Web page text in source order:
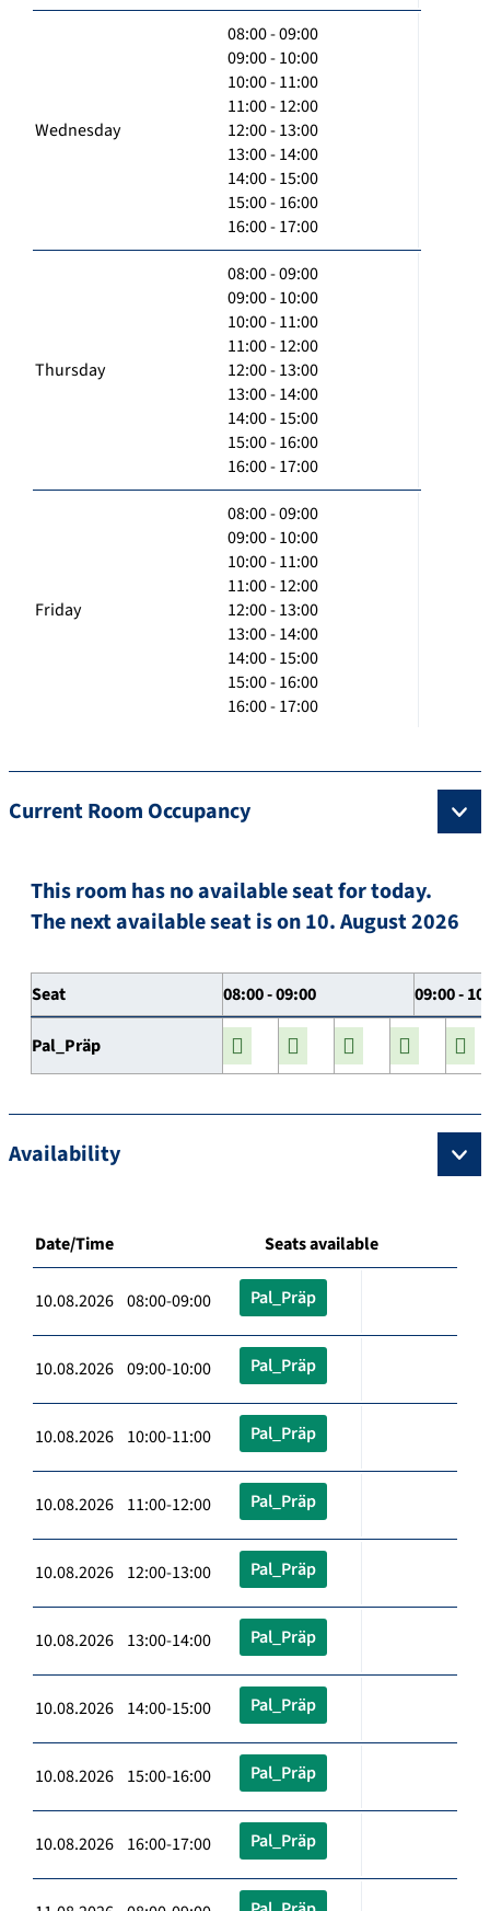
Wednesday
08:00 - 09:00
09:00 - 10:00
10:00 - 11:00
11:00 - 12:00
12:00 - 13:00
13:00 - 14:00
14:00 - 15:00
15:00 - 16:00
16:00 - 17:00
Thursday
08:00 - 09:00
09:00 - 10:00
10:00 - 11:00
11:00 - 12:00
12:00 - 13:00
13:00 - 14:00
14:00 - 15:00
15:00 - 16:00
16:00 - 17:00
Friday
08:00 - 09:00
09:00 - 10:00
10:00 - 11:00
11:00 - 12:00
12:00 - 13:00
13:00 - 14:00
14:00 - 15:00
15:00 - 16:00
16:00 - 17:00
Current Room Occupancy
This room has no available seat for today.
The next available seat is on 10. August 2026
Seat 08:00 - 09:00 09:00 -
Pal_Präp
Availability
Date/Time Seats available
10.08.2026 08:00-09:00 Pal_Präp
10.08.2026 09:00-10:00 Pal_Präp
10.08.2026 10:00-11:00 Pal_Präp
10.08.2026 11:00-12:00 Pal_Präp
10.08.2026 12:00-13:00 Pal_Präp
10.08.2026 13:00-14:00 Pal_Präp
10.08.2026 14:00-15:00 Pal_Präp
10.08.2026 15:00-16:00 Pal_Präp
10.08.2026 16:00-17:00 Pal_Präp